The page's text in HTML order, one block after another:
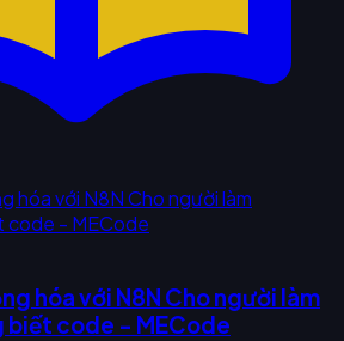
hóa với N8N Cho người làm
biết code - MECode